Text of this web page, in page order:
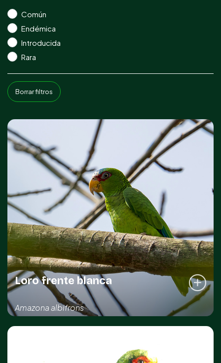
Común
Endémica
Introducida
Rara
Borrar filtros
Loro frente blanca
Amazona albifrons